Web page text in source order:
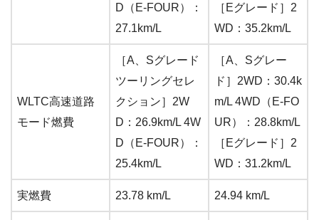
D（E-FOUR）：
27.1km/L
［Eグレード］2
WD：35.2km/L
WLTC高速道路
モード燃費
［A、Sグレード
ツーリングセレ
クション］2W
D：26.9km/L 4W
D（E-FOUR）：
25.4km/L
［A、Sグレー
ド］2WD：30.4k
m/L 4WD（E-FO
UR）：28.8km/L
［Eグレード］2
WD：31.2km/L
実燃費 23.78 km/L 24.94 km/L